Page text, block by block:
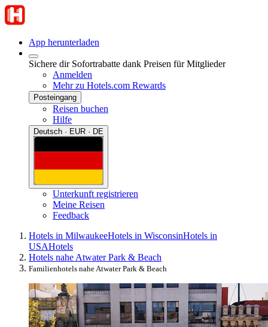
App herunterladen
Sichere dir Sofortrabatte dank Preisen für Mitglieder
Anmelden
Mehr zu Hotels.com Rewards
Posteingang
Reisen buchen
Hilfe
Deutsch · EUR · DE
Unterkunft registrieren
Meine Reisen
Feedback
Hotels in MilwaukeeHotels in WisconsinHotels in
USAHotels
Hotels nahe Atwater Park & Beach
Familienhotels nahe Atwater Park & Beach